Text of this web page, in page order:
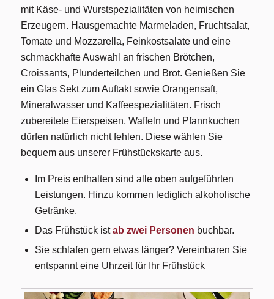
mit Käse- und Wurstspezialitäten von heimischen
Erzeugern. Hausgemachte Marmeladen, Fruchtsalat,
Tomate und Mozzarella, Feinkostsalate und eine
schmackhafte Auswahl an frischen Brötchen,
Croissants, Plunderteilchen und Brot. Genießen Sie
ein Glas Sekt zum Auftakt sowie Orangensaft,
Mineralwasser und Kaffeespezialitäten. Frisch
zubereitete Eierspeisen, Waffeln und Pfannkuchen
dürfen natürlich nicht fehlen. Diese wählen Sie
bequem aus unserer Frühstückskarte aus.
Im Preis enthalten sind alle oben aufgeführten
Leistungen. Hinzu kommen lediglich alkoholische
Getränke.
Das Frühstück istab zwei Personen buchbar.
Sie schlafen gern etwas länger? Vereinbaren Sie
entspannt eine Uhrzeit für Ihr Frühstück